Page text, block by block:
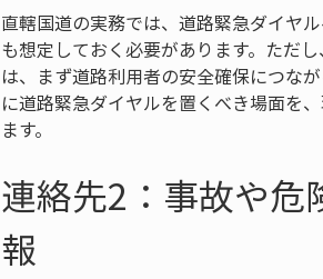
直轄国道の実務では、道路緊急ダイヤ
も想定しておく必要があります。ただ
は、まず道路利用者の安全確保につな
に道路緊急ダイヤルを置くべき場面を
ます。
連絡先2：事故や危
報